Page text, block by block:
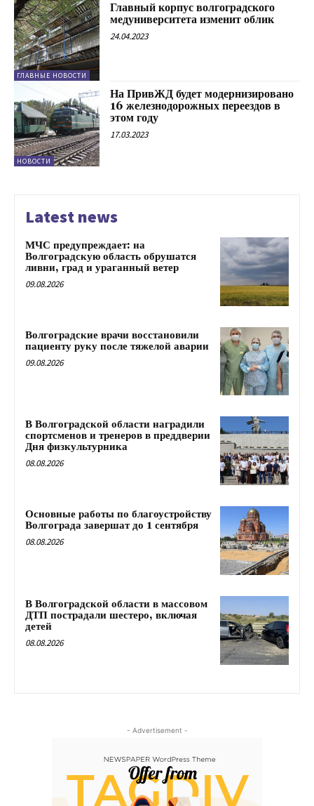
ГЛАВНЫЕ НОВОСТИ
Главный корпус волгоградского
медуниверситета изменит облик
24.04.2023
НОВОСТИ
На ПривЖД будет модернизировано
16 железнодорожных переездов в
этом году
17.03.2023
Latest news
МЧС предупреждает: на
Волгоградскую область обрушатся
ливни, град и ураганный ветер
09.08.2026
Волгоградские врачи восстановили
пациенту руку после тяжелой аварии
09.08.2026
В Волгоградской области наградили
спортсменов и тренеров в преддверии
Дня физкультурника
08.08.2026
Основные работы по благоустройству
Волгограда завершат до 1 сентября
08.08.2026
В Волгоградской области в массовом
ДТП пострадали шестеро, включая
детей
08.08.2026
- Advertisement -